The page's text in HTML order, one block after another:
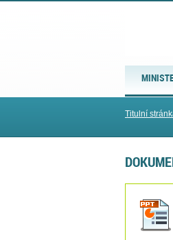
Titulní